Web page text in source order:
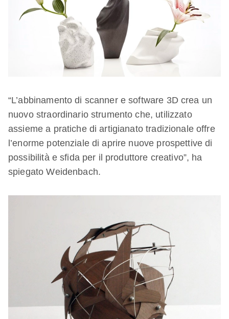
“L’abbinamento di scanner e software 3D crea un
nuovo straordinario strumento che, utilizzato
assieme a pratiche di artigianato tradizionale offre
l’enorme potenziale di aprire nuove prospettive di
possibilità e sfida per il produttore creativo”, ha
spiegato Weidenbach.